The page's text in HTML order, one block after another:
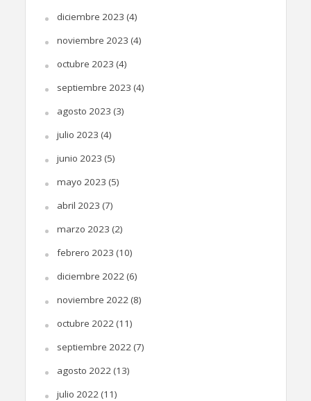
diciembre 2023 (4)
noviembre 2023 (4)
octubre 2023 (4)
septiembre 2023 (4)
agosto 2023 (3)
julio 2023 (4)
junio 2023 (5)
mayo 2023 (5)
abril 2023 (7)
marzo 2023 (2)
febrero 2023 (10)
diciembre 2022(6)
noviembre 2022(8)
octubre 2022(11)
septiembre 2022(7)
agosto 2022(13)
julio 2022(11)